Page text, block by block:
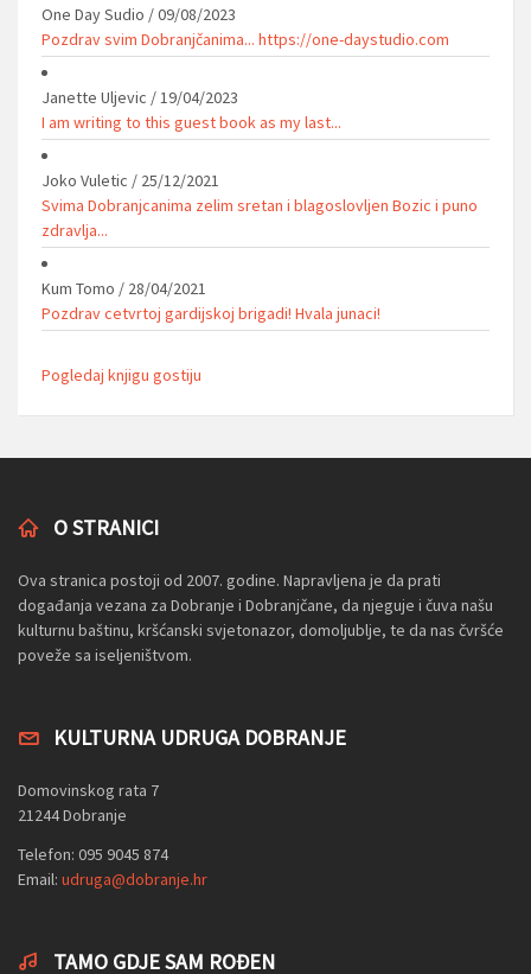
One Day Sudio /09/08/2023
Pozdrav svim Dobranjčanima... https://one-daystudio.com
Janette Uljevic /19/04/2023
I am writing to this guest book as my last...
Joko Vuletic / 25/12/2021
Svima Dobranjcanima zelim sretan i blagoslovljen Bozic i puno
zdravlja...
Kum Tomo / 28/04/2021
Pozdrav cetvrtoj gardijskoj brigadi! Hvala junaci!
Pogledaj knjigu gostiju
O STRANICI
Ova stranica postoji od 2007. godine. Napravljena je da prati
događanja vezana za Dobranje i Dobranjčane, da njeguje i čuva našu
kulturnu baštinu, kršćanski svjetonazor, domoljublje, te da nas čvršće
poveže sa iseljeništvom.
KULTURNA UDRUGA DOBRANJE
Domovinskog rata 7
21244 Dobranje
Telefon: 095 9045 874
Email: udruga@dobranje.hr
TAMO GDJE SAM ROĐEN